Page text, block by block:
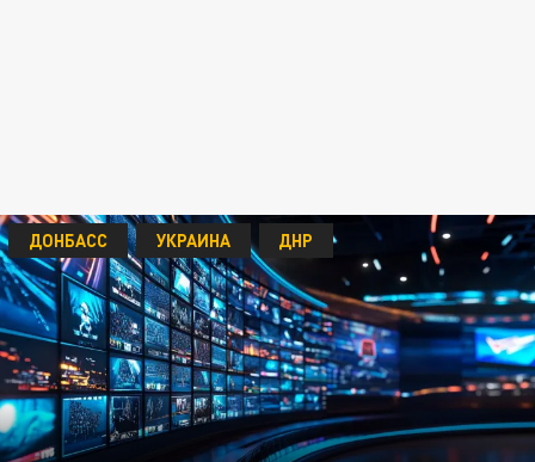
ДОНБАСС УКРАИНА ДНР